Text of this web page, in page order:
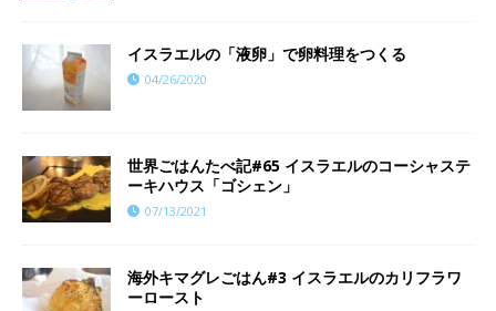
イスラエルの「液卵」で卵料理をつくる
04/26/2020
世界ごはんたべ記#65 イスラエルのコーシャステ
ーキハウス「ゴシェン」
07/13/2021
海外キマグレごはん#3 イスラエルのカリフラワ
ーロースト